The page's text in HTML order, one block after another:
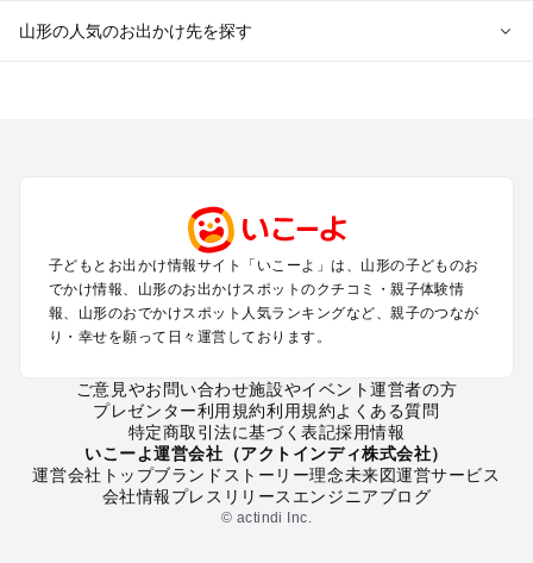
山形の人気のお出かけ先を探す
銀山温泉・新庄・尾花沢・村山のプールお出かけ
月山・寒河江のプールお出かけ
山形の定番お出かけスポット
山形の遊園地
山形のバーベキュー
山形の釣り
山形の牧場
山形のプール
山形のアスレチック
子どもとお出かけ情報サイト「いこーよ」は、山形の子どものお
でかけ情報、山形のお出かけスポットのクチコミ・親子体験情
報、山形のおでかけスポット人気ランキングなど、親子のつなが
り・幸せを願って日々運営しております。
ご意見やお問い合わせ施設やイベント運営者の方
プレゼンター利用規約利用規約よくある質問
特定商取引法に基づく表記採用情報
いこーよ運営会社（アクトインディ株式会社）
運営会社トップブランドストーリー理念未来図運営サービス
会社情報プレスリリース エンジニアブログ
© actindi Inc.